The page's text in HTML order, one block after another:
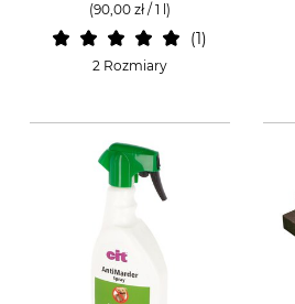
(90,00 zł / 1 l)
1
2 Rozmiary